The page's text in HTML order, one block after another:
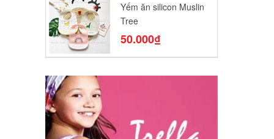
Yếm ăn silicon Muslin
Tree
50.000₫